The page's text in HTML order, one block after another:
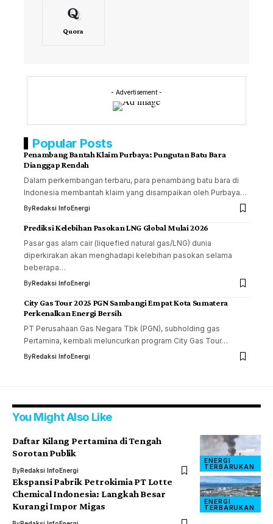
Quora
- Advertisement -
Popular Posts
Penambang Bantah Klaim Purbaya: Pungutan Batu Bara
Dianggap Rendah
Dalam perkembangan terbaru, para penambang batu bara di
Indonesia membantah klaim yang disampaikan oleh Purbaya…
ByRedaksi InfoEnergi
Prediksi Kelebihan Pasokan LNG Global Mulai 2026
Pasar gas alam cair (liquefied natural gas/LNG) dunia
diperkirakan akan menghadapi kelebihan pasokan selama
beberapa…
ByRedaksi InfoEnergi
City Gas Tour 2025 PGN Sambangi Empat Kota Sumatera
Perkenalkan Energi Bersih
PT Perusahaan Gas Negara Tbk (PGN), subholding gas
Pertamina, kembali meluncurkan program City Gas Tour…
ByRedaksi InfoEnergi
You Might Also Like
ENERGI
TERBARUKAN
Daftar Kilang Pertamina di Tengah
Sorotan Publik
ByRedaksi InfoEnergi
ENERGI
TERBARUKAN
Ekspansi Pabrik Petrokimia PT Lotte
Chemical Indonesia: Langkah Besar
Kurangi Impor Migas